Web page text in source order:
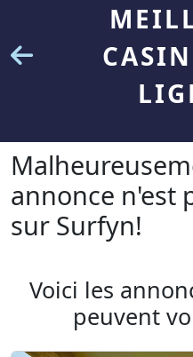
annonce n'est
sur Surfyn!
Voici les
peuvent